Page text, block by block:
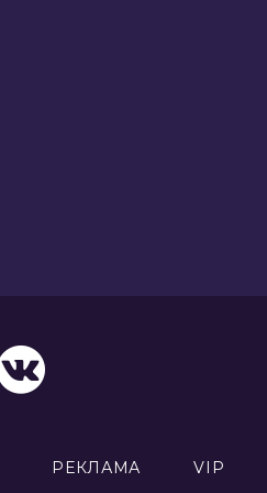
РЕКЛАМА VIP